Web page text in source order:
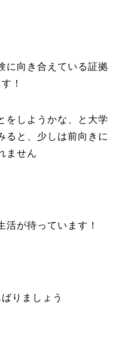
に向き合えている証拠
！
をしようかな、と大学
ると、少しは前向きに
ません
活が待っています！
りましょう